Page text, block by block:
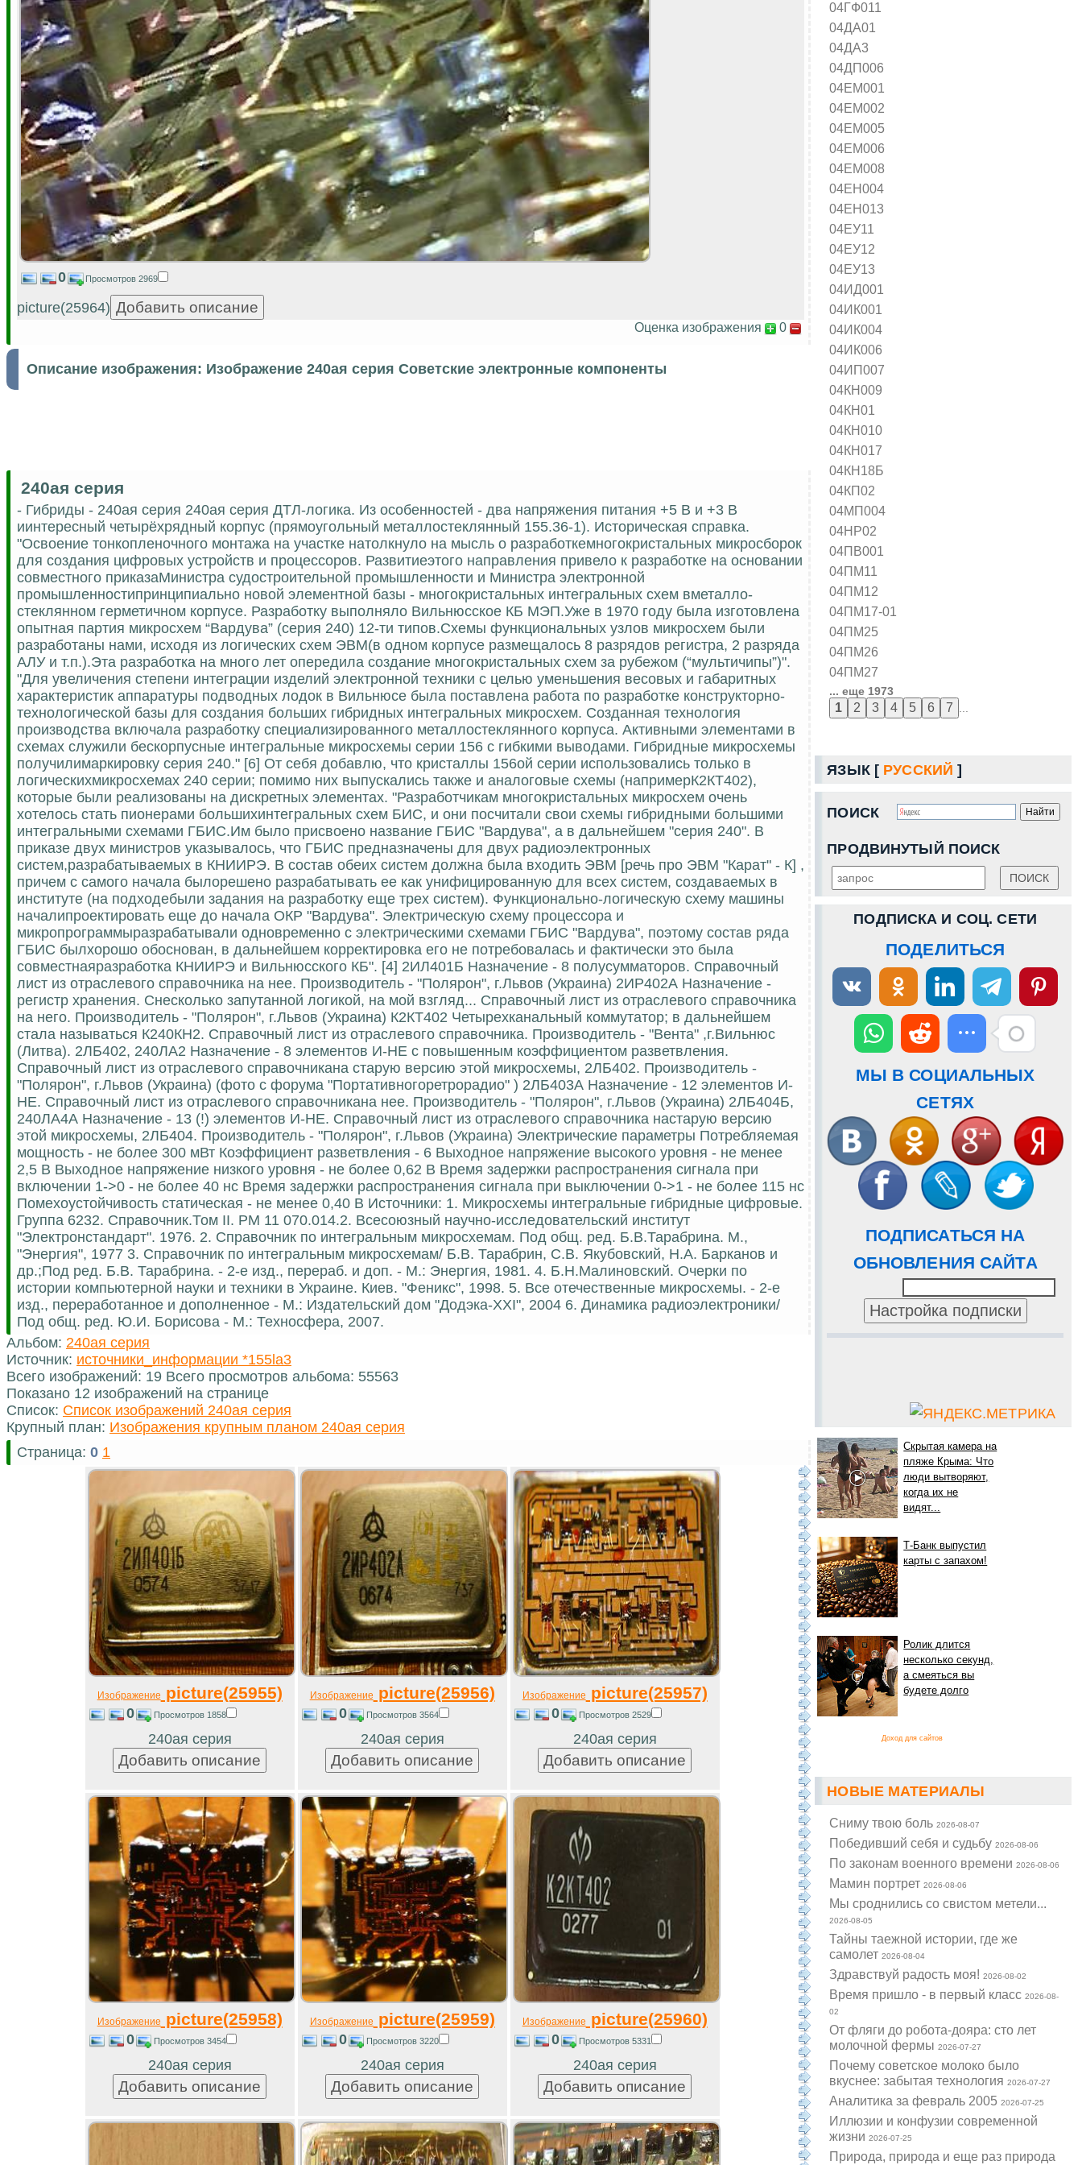
04ГФ011
04ДА01
04ДА3
04ДП006
04ЕМ001
04ЕМ002
04ЕМ005
04ЕМ006
04ЕМ008
04ЕН004
04ЕН013
04ЕУ11
04ЕУ12
04ЕУ13
04ИД001
04ИК001
04ИК004
04ИК006
04ИП007
04КН009
04КН01
04КН010
04КН017
04КН18Б
04КП02
04МП004
04НР02
04ПВ001
04ПМ11
04ПМ12
04ПМ17-01
04ПМ25
04ПМ26
04ПМ27
... еще 1973
ЯЗЫК [ РУССКИЙ ]
ПОИСК
ПРОДВИНУТЫЙ ПОИСК
ПОДПИСКА И СОЦ. СЕТИ
ПОДЕЛИТЬСЯ
МЫ В СОЦИАЛЬНЫХ
СЕТЯХ
ПОДПИСАТЬСЯ НА
ОБНОВЛЕНИЯ САЙТА
Скрытая камера на
пляже Крыма: Что
люди вытворяют,
когда их не
видят...
Т-Банк выпустил
карты с запахом!
Ролик длится
несколько секунд,
а смеяться вы
будете долго
Доход для сайтов
НОВЫЕ МАТЕРИАЛЫ
Cниму твою боль2026-08-07
Победивший себя и судьбу2026-08-06
По законам военного времени2026-08-06
Мамин портрет2026-08-06
Мы сроднились со свистом метели...
2026-08-05
Тайны таежной истории, где же
самолет2026-08-04
Здравствуй радость моя!2026-08-02
Время пришло - в первый класс2026-08-
02
От фляги до робота-дояра: сто лет
молочной фермы2026-07-27
Почему советское молоко было
вкуснее: забытая технология2026-07-27
Аналитика за февраль 20052026-07-25
Иллюзии и конфузии современной
жизни2026-07-25
Природа, природа и еще раз природа
0 Просмотров 2969
picture(25964)
Оценка изображения 0
Описание изображения: Изображение 240ая серия Советские электронные компоненты
240ая серия
- Гибриды - 240ая серия 240ая серия ДТЛ-логика. Из особенностей - два напряжения питания +5 В и +3 В
иинтересный четырёхрядный корпус (прямоугольный металлостеклянный 155.36-1). Историческая справка.
"Освоение тонкопленочного монтажа на участке натолкнуло на мысль о разработкемногокристальных микросборок
для создания цифровых устройств и процессоров. Развитиеэтого направления привело к разработке на основании
совместного приказаМинистра судостроительной промышленности и Министра электронной
промышленностипринципиально новой элементной базы - многокристальных интегральных схем вметалло-
стеклянном герметичном корпусе. Разработку выполняло Вильнюсское КБ МЭП.Уже в 1970 году была изготовлена
опытная партия микросхем “Вардува” (серия 240) 12-ти типов.Схемы функциональных узлов микросхем были
разработаны нами, исходя из логических схем ЭВМ(в одном корпусе размещалось 8 разрядов регистра, 2 разряда
АЛУ и т.п.).Эта разработка на много лет опередила создание многокристальных схем за рубежом (“мультичипы”)".
"Для увеличения степени интеграции изделий электронной техники с целью уменьшения весовых и габаритных
характеристик аппаратуры подводных лодок в Вильнюсе была поставлена работа по разработке конструкторно-
технологической базы для создания больших гибридных интегральных микросхем. Созданная технология
производства включала разработку специализированного металлостеклянного корпуса. Активными элементами в
схемах служили бескорпусные интегральные микросхемы серии 156 с гибкими выводами. Гибридные микросхемы
получилимаркировку серия 240." [6] От себя добавлю, что кристаллы 156ой серии использовались только в
логическихмикросхемах 240 серии; помимо них выпускались также и аналоговые схемы (напримерК2КТ402),
которые были реализованы на дискретных элементах. "Разработчикам многокристальных микросхем очень
хотелось стать пионерами большихинтегральных схем БИС, и они посчитали свои схемы гибридными большими
интегральными схемами ГБИС.Им было присвоено название ГБИС "Вардува", а в дальнейшем "серия 240". В
приказе двух министров указывалось, что ГБИС предназначены для двух радиоэлектронных
систем,разрабатываемых в КНИИРЭ. В состав обеих систем должна была входить ЭВМ [речь про ЭВМ "Карат" - К] ,
причем с самого начала былорешено разрабатывать ее как унифицированную для всех систем, создаваемых в
институте (на подходебыли задания на разработку еще трех систем). Функционально-логическую схему машины
началипроектировать еще до начала ОКР "Вардува". Электрическую схему процессора и
микропрограммыразрабатывали одновременно с электрическими схемами ГБИС "Вардува", поэтому состав ряда
ГБИС былхорошо обоснован, в дальнейшем корректировка его не потребовалась и фактически это была
совместнаяразработка КНИИРЭ и Вильнюсского КБ". [4] 2ИЛ401Б Назначение - 8 полусумматоров. Справочный
лист из отраслевого справочника на нее. Производитель - "Полярон", г.Львов (Украина) 2ИР402А Назначение -
регистр хранения. Снесколько запутанной логикой, на мой взгляд... Справочный лист из отраслевого справочника
на него. Производитель - "Полярон", г.Львов (Украина) К2КТ402 Четырехканальный коммутатор; в дальнейшем
стала называться К240КН2. Справочный лист из отраслевого справочника. Производитель - "Вента" ,г.Вильнюс
(Литва). 2ЛБ402, 240ЛА2 Назначение - 8 элементов И-НЕ с повышенным коэффициентом разветвления.
Справочный лист из отраслевого справочникана старую версию этой микросхемы, 2ЛБ402. Производитель -
"Полярон", г.Львов (Украина) (фото с форума "Портативногоретрорадио" ) 2ЛБ403А Назначение - 12 элементов И-
НЕ. Справочный лист из отраслевого справочникана нее. Производитель - "Полярон", г.Львов (Украина) 2ЛБ404Б,
240ЛА4А Назначение - 13 (!) элементов И-НЕ. Справочный лист из отраслевого справочника настарую версию
этой микросхемы, 2ЛБ404. Производитель - "Полярон", г.Львов (Украина) Электрические параметры Потребляемая
мощность - не более 300 мВт Коэффициент разветвления - 6 Выходное напряжение высокого уровня - не менее
2,5 В Выходное напряжение низкого уровня - не более 0,62 В Время задержки распространения сигнала при
включении 1->0 - не более 40 нс Время задержки распространения сигнала при выключении 0->1 - не более 115 нс
Помехоустойчивость статическая - не менее 0,40 В Источники: 1. Микросхемы интегральные гибридные цифровые.
Группа 6232. Справочник.Том II. РМ 11 070.014.2. Всесоюзный научно-исследовательский институт
"Электронстандарт". 1976. 2. Справочник по интегральным микросхемам. Под общ. ред. Б.В.Тарабрина. М.,
"Энергия", 1977 3. Справочник по интегральным микросхемам/ Б.В. Тарабрин, С.В. Якубовский, Н.А. Барканов и
др.;Под ред. Б.В. Тарабрина. - 2-е изд., перераб. и доп. - М.: Энергия, 1981. 4. Б.Н.Малиновский. Очерки по
истории компьютерной науки и техники в Украине. Киев. "Феникс", 1998. 5. Все отечественные микросхемы. - 2-е
изд., переработанное и дополненное - М.: Издательский дом "Додэка-XXI", 2004 6. Динамика радиоэлектроники/
Под общ. ред. Ю.И. Борисова - М.: Техносфера, 2007.
Альбом: 240ая серия
Источник: источники_информации *155la3
Всего изображений: 19 Всего просмотров альбома: 55563
Показано 12 изображений на странице
Список: Список изображений 240ая серия
Крупный план: Изображения крупным планом 240ая серия
Страница: 0 1
Изображение picture(25955)
0 Просмотров 1858
240ая серия
Изображение picture(25956)
0 Просмотров 3564
240ая серия
Изображение picture(25957)
0 Просмотров 2529
240ая серия
Изображение picture(25958)
0 Просмотров 3454
240ая серия
Изображение picture(25959)
0 Просмотров 3220
240ая серия
Изображение picture(25960)
0 Просмотров 5331
240ая серия